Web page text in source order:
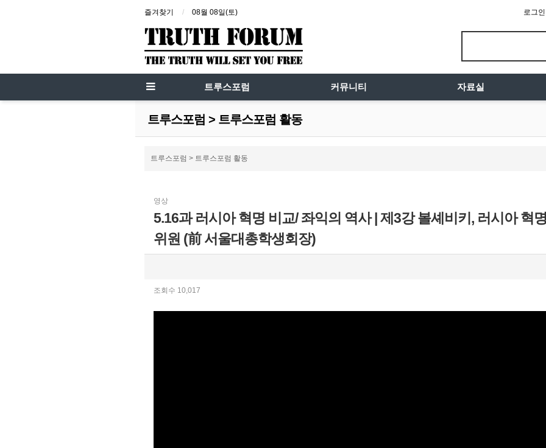
즐겨찾기 08월 08일(토) 로그인
트루스포럼 커뮤니티 자료실
트루스포럼 > 트루스포럼 활동
트루스포럼 > 트루스포럼 활동
영상
5.16과 러시아 혁명 비교/ 좌익의 역사 | 제3강 볼셰비키, 러시아 혁
위원 (前 서울대총학생회장)
조회수 10,017